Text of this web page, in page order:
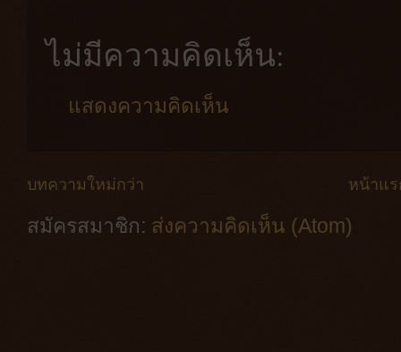
ไม่มีความคิดเห็น:
แสดงความคิดเห็น
บทความใหม่กว่า หน้าแร
สมัครสมาชิก: ส่งความคิดเห็น (Atom)